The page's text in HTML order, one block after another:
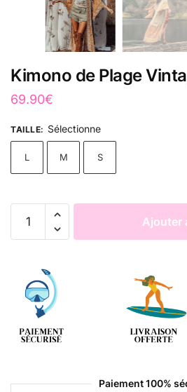
Kimono de Plage
69.90€
TAILLE: Sélectionne
L M S
Ajouter
Paiement 100%